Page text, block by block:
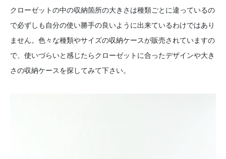
クローゼットの中の収納箇所の大きさは種類ごとに違っているの
で必ずしも自分の使い勝手の良いように出来ているわけではあり
ません。色々な種類やサイズの収納ケースが販売されていますの
で、使いづらいと感じたらクローゼットに合ったデザインや大き
さの収納ケースを探してみて下さい。